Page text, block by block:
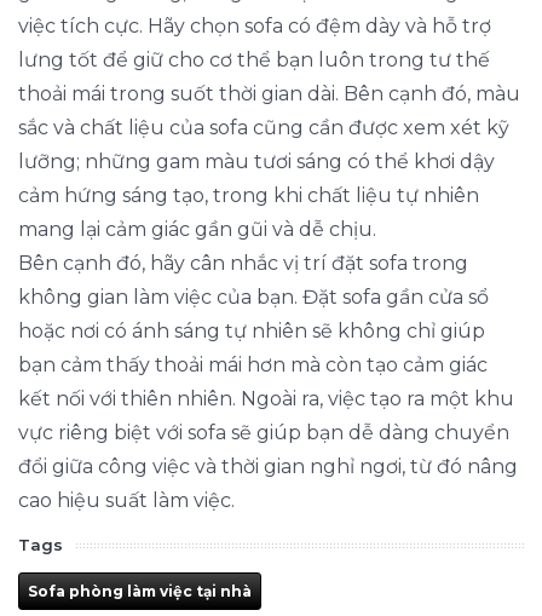
việc tích cực. Hãy chọn sofa có đệm dày và hỗ trợ
lưng tốt để giữ cho cơ thể bạn luôn trong tư thế
thoải mái trong suốt thời gian dài. Bên cạnh đó, màu
sắc và chất liệu của sofa cũng cần được xem xét kỹ
lưỡng; những gam màu tươi sáng có thể khơi dậy
cảm hứng sáng tạo, trong khi chất liệu tự nhiên
mang lại cảm giác gần gũi và dễ chịu.
Bên cạnh đó, hãy cân nhắc vị trí đặt sofa trong
không gian làm việc của bạn. Đặt sofa gần cửa sổ
hoặc nơi có ánh sáng tự nhiên sẽ không chỉ giúp
bạn cảm thấy thoải mái hơn mà còn tạo cảm giác
kết nối với thiên nhiên. Ngoài ra, việc tạo ra một khu
vực riêng biệt với sofa sẽ giúp bạn dễ dàng chuyển
đổi giữa công việc và thời gian nghỉ ngơi, từ đó nâng
cao hiệu suất làm việc.
Tags
Sofa phòng làm việc tại nhà